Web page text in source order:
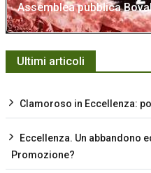
Assemblea pubblica
Ultimi articoli
Clamoroso in Eccellenza:
Eccellenza. Un abbandono
Promozione?